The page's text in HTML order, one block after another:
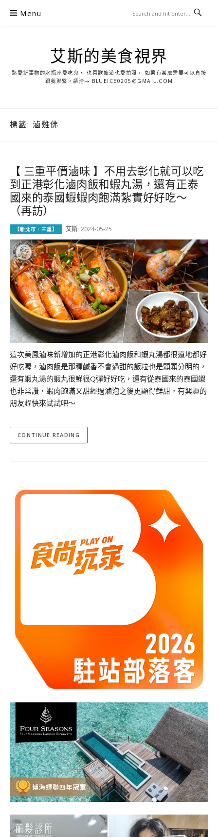
Menu
艾斯的美食視界
熱愛新事物的水瓶座愛吃鬼， 也喜歡旅遊也愛拍照， 如果有甚麼需要可以直接
跟我聯繫，請洽→ BLUEICE0205@GMAIL.COM
標籤: 滷雞佛
【 三重平價滷味 】不用去彰化就可以吃
到正港彰化滷肉飯和蝦丸湯，還有正泰
國來的泰國蝦蝦肉飽滿紮實好好吃～
（再訪）
【新北市．三重】 艾斯 2024-05-25
這次美鳳滷味新增加的正港彰化滷肉飯和蝦丸湯都很道地都好
好吃喔，滷肉飯是那種鹹香不會過甜的飯粒也是顆顆分明的，
還有蝦丸湯的蝦丸很鮮很Q彈好好吃，還有從泰國來的泰國蝦
也非常讚，蝦肉飽滿又甜經過滷泡之後更顯得鮮甜，有興趣的
朋友趕快來試試吧～
CONTINUE READING